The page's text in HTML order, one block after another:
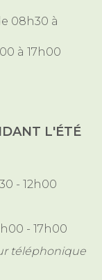
08h30 à
à 17h00
L'ÉTÉ
- 12h00
- 17h00
téléphonique